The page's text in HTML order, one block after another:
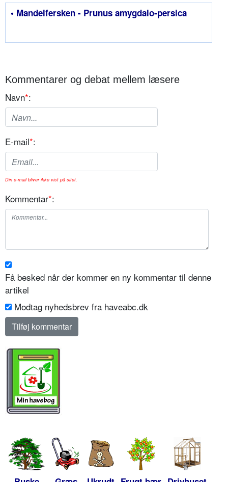
• Mandelfersken - Prunus amygdalo-persica
Kommentarer og debat mellem læsere
Navn*:
E-mail*:
Din e-mail bliver ikke vist på sitet.
Kommentar*:
Få besked når der kommer en ny kommentar til denne
artikel
Modtag nyhedsbrev fra haveabc.dk